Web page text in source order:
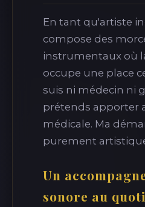
En tant qu'artiste
compose des
instrumentaux où
occupe une place
suis ni médecin ni
prétends apporter
médicale. Ma
purement
Un
sonore au